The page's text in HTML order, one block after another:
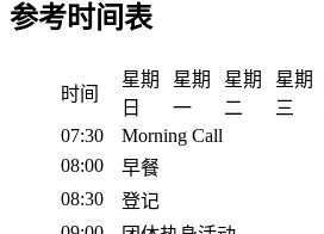
参考时间表
时间
星期
日
星期
一
星期
二
星期
三
07:30
Morning Call
08:00
早餐
08:30
登记